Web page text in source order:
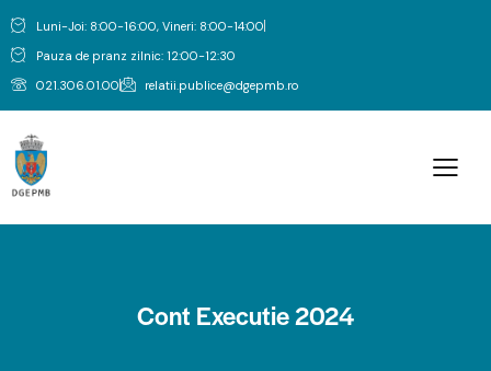
Luni-Joi: 8:00-16:00, Vineri: 8:00-14:00
Pauza de pranz zilnic: 12:00-12:30
021.306.01.00
relatii.publice@dgepmb.ro
Cont Executie 2024